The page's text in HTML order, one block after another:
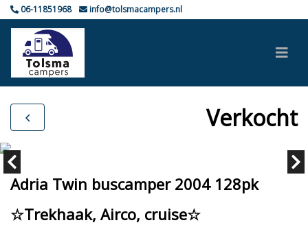
06-11851968 info@tolsmacampers.nl
Verkocht
Adria Twin buscamper 2004 128pk
☆Trekhaak, Airco, cruise☆